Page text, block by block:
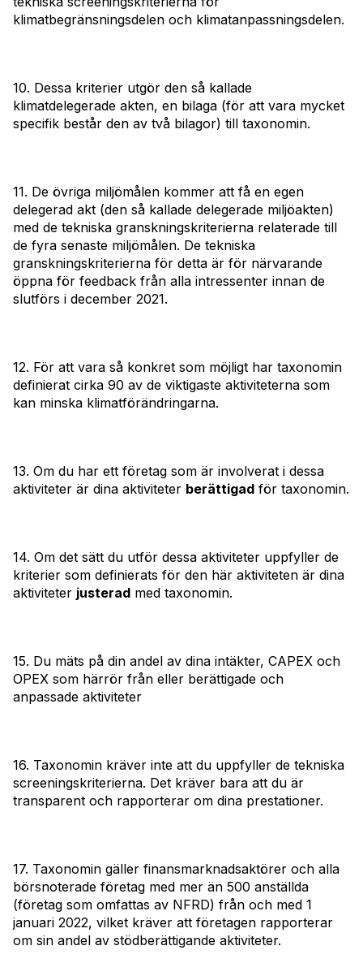
klimatbegränsningsdelen och klimatanpassningsdelen.
10. Dessa kriterier utgör den så kallade
klimatdelegerade akten, en bilaga (för att vara mycket
specifik består den av två bilagor) till taxonomin.
11. De övriga miljömålen kommer att få en egen
delegerad akt (den så kallade delegerade miljöakten)
med de tekniska granskningskriterierna relaterade till
de fyra senaste miljömålen. De tekniska
granskningskriterierna för detta är för närvarande
öppna för feedback från alla intressenter innan de
slutförs i december 2021.
12. För att vara så konkret som möjligt har taxonomin
definierat cirka 90 av de viktigaste aktiviteterna som
kan minska klimatförändringarna.
13. Om du har ett företag som är involverat i dessa
aktiviteter är dina aktiviteter berättigad för taxonomin.
14. Om det sätt du utför dessa aktiviteter uppfyller de
kriterier som definierats för den här aktiviteten är dina
aktiviteter justerad med taxonomin.
15. Du mäts på din andel av dina intäkter, CAPEX och
OPEX som härrör från eller berättigade och
anpassade aktiviteter
16. Taxonomin kräver inte att du uppfyller de tekniska
screeningskriterierna. Det kräver bara att du är
transparent och rapporterar om dina prestationer.
17. Taxonomin gäller finansmarknadsaktörer och alla
börsnoterade företag med mer än 500 anställda
(företag som omfattas av NFRD) från och med 1
januari 2022, vilket kräver att företagen rapporterar
om sin andel av stödberättigande aktiviteter.